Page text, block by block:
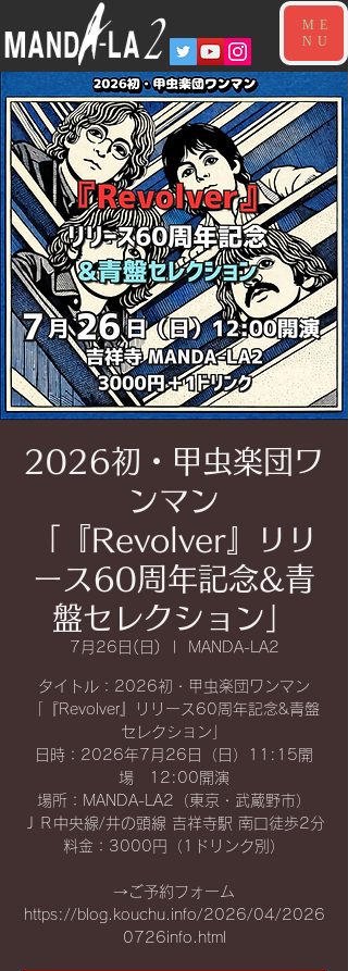
ME
NU
2026初・甲虫楽団ワ
ンマン
「『Revolver』リリ
ース60周年記念&青
盤セレクション」
7月26日(日) MANDA-LA2
タイトル：2026初・甲虫楽団ワンマン
「『Revolver』リリース60周年記念&青盤
セレクション」
日時：2026年7月26日（日）11:15開
場 12:00開演
場所：MANDA-LA2（東京・武蔵野市）
ＪＲ中央線/井の頭線 吉祥寺駅 南口徒歩2分
料金：3000円（1ドリンク別）
→ご予約フォーム
https://blog.kouchu.info/2026/04/2026
0726info.html